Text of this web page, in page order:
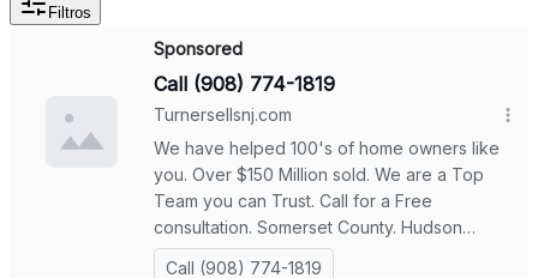
Filtros